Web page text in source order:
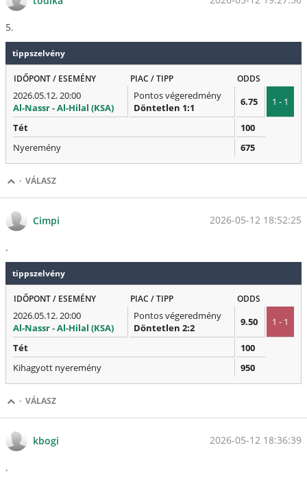
5.
tippszelvény
IDŐPONT / ESEMÉNY PIAC / TIPP ODDS
2026.05.12. 20:00
Al-Nassr - Al-Hilal (KSA)
Pontos végeredmény
Döntetlen 1:1
6.75 1 - 1
Tét
100
Nyeremény
675
· VÁLASZ
Cimpi 2026-05-12 18:52:25
.
tippszelvény
IDŐPONT / ESEMÉNY PIAC / TIPP ODDS
2026.05.12. 20:00
Al-Nassr - Al-Hilal (KSA)
Pontos végeredmény
Döntetlen 2:2
9.50 1 - 1
Tét
100
Kihagyott nyeremény
950
· VÁLASZ
kbogi 2026-05-12 18:36:39
.